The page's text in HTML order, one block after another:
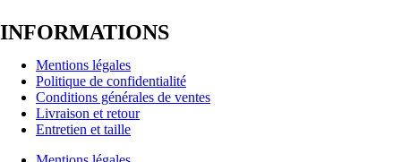
INFORMATIONS
Mentions légales
Politique de confidentialité
Conditions générales de ventes
Livraison et retour
Entretien et taille